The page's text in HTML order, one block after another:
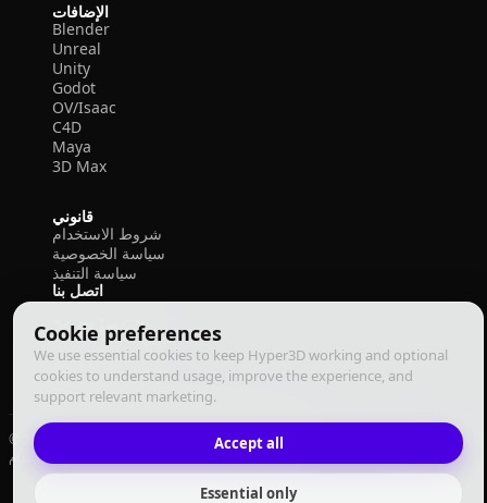
Cookie preferences
We use essential cookies to keep Hyper3D working and optional
cookies to understand usage, improve the experience, and
support relevant marketing.
Accept all
Essential only
الإضافات
Blender
Unreal
Unity
Godot
OV/Isaac
C4D
Maya
3D Max
قانوني
شروط الاستخدام
سياسة الخصوصية
سياسة التنفيذ
اتصل بنا
© 2026 Deemos Corporation. جميع الحقوق محفوظة
شروط الاستخدام
سياسة التنفيذ العربية